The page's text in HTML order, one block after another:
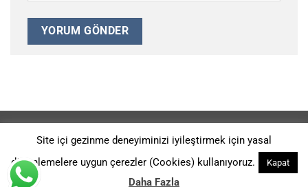
Ürünlerimiz 2014-G-113914 ve 2014-G-126526 Patent Numaraları
İle KORUNMAKTADIR. Copyright 2026 ©Kromtaş Makina Sanayi -
Digital Agency: A Sound Fiction
Site içi gezinme deneyiminizi iyileştirmek için yasal
düzenlemelere uygun çerezler (Cookies) kullanıyoruz.
Kapat
Daha Fazla